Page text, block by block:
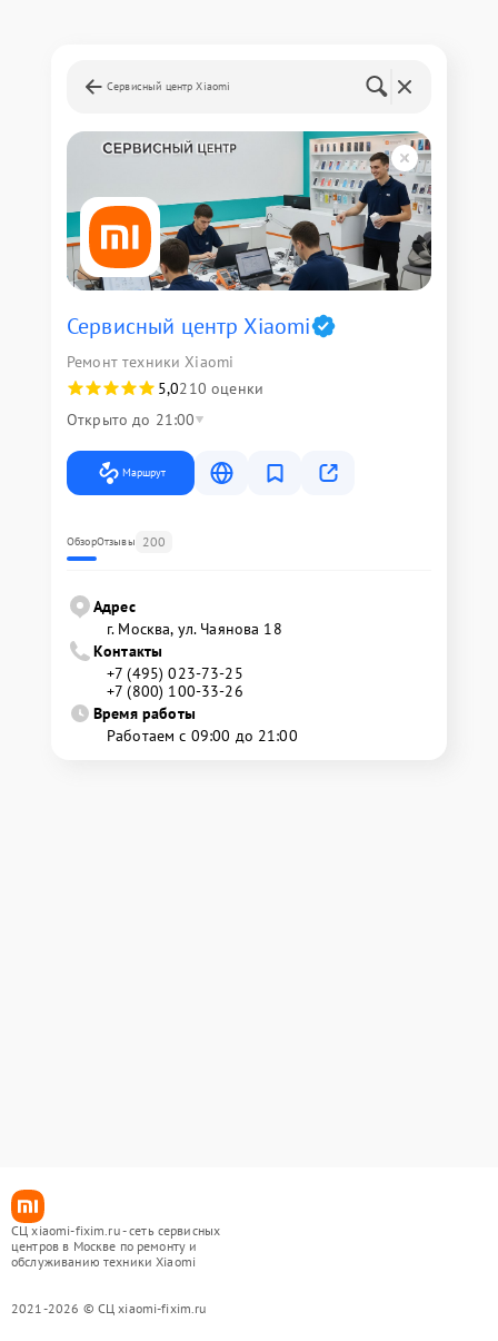
Сервисный центр Xiaomi
Сервисный центр Xiaomi
Ремонт техники Xiaomi
5,0210 оценки
Открыто до 21:00
Маршрут
ОбзорОтзывы 200
Адрес
г. Москва, ул. Чаянова 18
Контакты
+7 (495) 023-73-25
+7 (800) 100-33-26
Время работы
Работаем с 09:00 до 21:00
СЦ xiaomi-fixim.ru - сеть сервисных
центров в Москве по ремонту и
обслуживанию техники Xiaomi
2021-2026 © СЦ xiaomi-fixim.ru